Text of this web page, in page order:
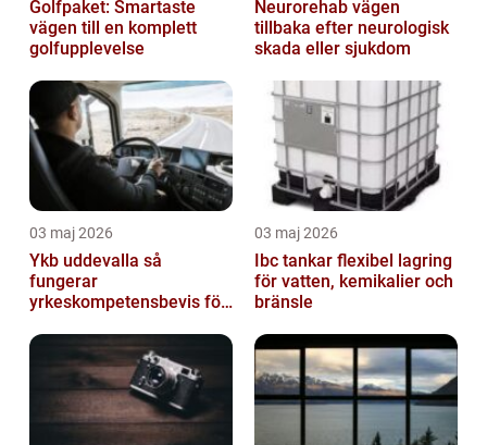
Golfpaket: Smartaste
vägen till en komplett
golfupplevelse
Neurorehab vägen
tillbaka efter neurologisk
skada eller sjukdom
03 maj 2026
Ykb uddevalla så
fungerar
yrkeskompetensbevis för
03 maj 2026
Ibc tankar flexibel lagring
för vatten, kemikalier och
bränsle